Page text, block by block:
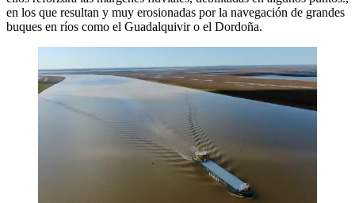
en los que resultan y muy erosionadas por la navegación de grandes
buques en ríos como el Guadalquivir o el Dordoña.